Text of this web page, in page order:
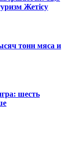
Жетісу
тонн мяса и
шесть